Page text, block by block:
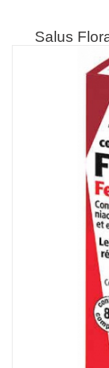
Salus